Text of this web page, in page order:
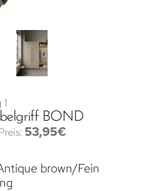
BOND
53,95€
brown/Fein